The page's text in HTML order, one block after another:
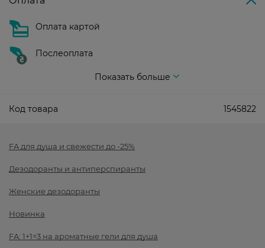
Оплата картой
Послеоплата
Показать больше
Код товара 1545822
FA для душа и свежести до -25%
Дезодоранты и антиперспиранты
Женские дезодоранты
Новинка
FA: 1+1=3 на ароматные гели для душа